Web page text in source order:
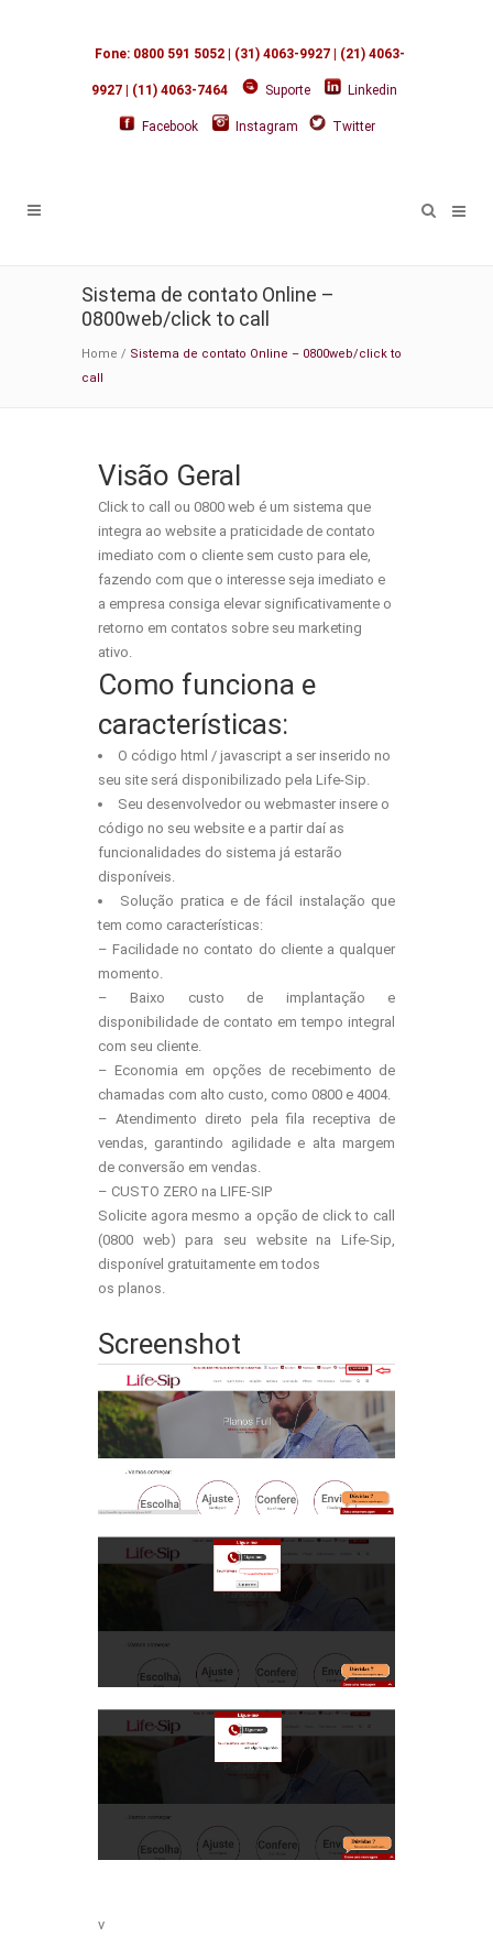
Fone: 0800 591 5052 | (31) 4063-9927 | (21) 4063-
9927 | (11) 4063-7464 Suporte Linkedin
Facebook Instagram Twitter
Sistema de contato Online –
0800web/click to call
Home / Sistema de contato Online – 0800web/click to
call
Visão Geral
Click to call ou 0800 web é um sistema que
integra ao website a praticidade de contato
imediato com o cliente sem custo para ele,
fazendo com que o interesse seja imediato e
a empresa consiga elevar significativamente o
retorno em contatos sobre seu marketing
ativo.
Como funciona e
características:
O código html / javascript a ser inserido no
seu site será disponibilizado pela Life-Sip.
Seu desenvolvedor ou webmaster insere o
código no seu website e a partir daí as
funcionalidades do sistema já estarão
disponíveis.
Solução pratica e de fácil instalação que
tem como características:
– Facilidade no contato do cliente a qualquer
momento.
– Baixo custo de implantação e
disponibilidade de contato em tempo integral
com seu cliente.
– Economia em opções de recebimento de
chamadas com alto custo, como 0800 e 4004.
– Atendimento direto pela fila receptiva de
vendas, garantindo agilidade e alta margem
de conversão em vendas.
– CUSTO ZERO na LIFE-SIP
Solicite agora mesmo a opção de click to call
(0800 web) para seu website na Life-Sip,
disponível gratuitamente em todos
os planos.
Screenshot
v